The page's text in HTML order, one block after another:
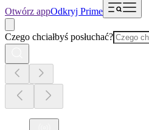
Otwórz appOdkryj Prime
Czego chciałbyś posłuchać?